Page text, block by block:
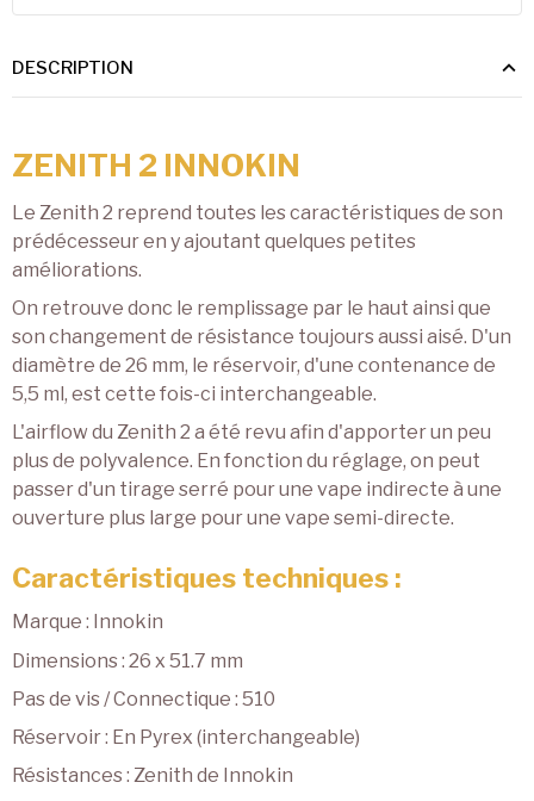
DESCRIPTION
ZENITH 2 INNOKIN
Le Zenith 2 reprend toutes les caractéristiques de son
prédécesseur en y ajoutant quelques petites
améliorations.
On retrouve donc le remplissage par le haut ainsi que
son changement de résistance toujours aussi aisé. D'un
diamètre de 26 mm, le réservoir, d'une contenance de
5,5 ml, est cette fois-ci interchangeable.
L'airflow du Zenith 2 a été revu afin d'apporter un peu
plus de polyvalence. En fonction du réglage, on peut
passer d'un tirage serré pour une vape indirecte à une
ouverture plus large pour une vape semi-directe.
Caractéristiques techniques :
Marque : Innokin
Dimensions : 26 x 51.7 mm
Pas de vis / Connectique : 510
Réservoir : En Pyrex (interchangeable)
Résistances : Zenith de Innokin